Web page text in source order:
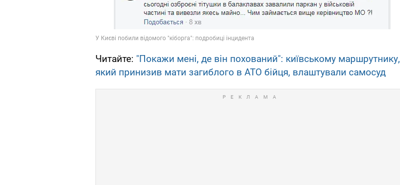
Читайте: "Покажи мені, де він похований": київському маршрутнику,
який принизив мати загиблого в АТО бійця, влаштували самосуд